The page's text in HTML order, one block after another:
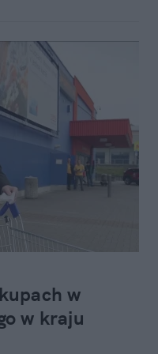
w
w kraju